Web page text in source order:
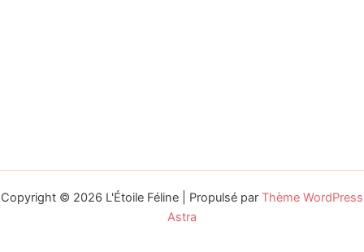
Copyright © 2026 L'Étoile Féline | Propulsé par Thème WordPress
Astra